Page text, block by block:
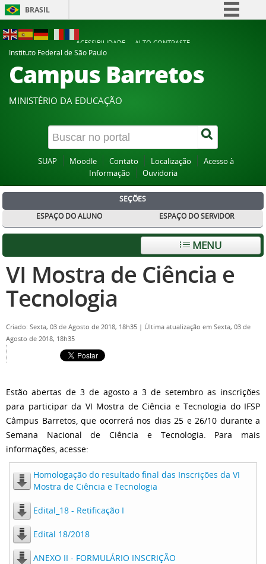
BRASIL
Participe
Acesso à informação
Canais
ACESSIBILIDADE
ALTO CONTRASTE
Instituto Federal de São Paulo
Campus Barretos
MINISTÉRIO DA EDUCAÇÃO
SUAP Moodle Contato Localização
Acesso à
Informação
Ouvidoria
SEÇÕES
ESPAÇO DO ALUNO
ESPAÇO DO SERVIDOR
MENU
VI Mostra de Ciência e
Tecnologia
Criado: Sexta, 03 de Agosto de 2018, 18h35 | Última atualização em Sexta, 03 de
Agosto de 2018, 18h35
Estão abertas de 3 de agosto a 3 de setembro as inscrições
para participar da VI Mostra de Ciência e Tecnologia do IFSP
Câmpus Barretos, que ocorrerá nos dias 25 e 26/10 durante a
Semana Nacional de Ciência e Tecnologia. Para mais
informações, acesse:
Homologação do resultado final das Inscrições da VI
Mostra de Ciência e Tecnologia
Edital_18 - Retificação I
Edital 18/2018
ANEXO II - FORMULÁRIO INSCRIÇÃO